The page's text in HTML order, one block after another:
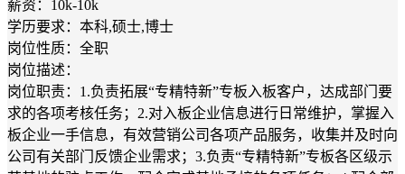
薪资：10k-10k
学历要求：本科,硕士,博士
岗位性质：全职
岗位描述：
岗位职责：1.负责拓展“专精特新”专板入板客户，达成部门要
求的各项考核任务；2.对入板企业信息进行日常维护，掌握入
板企业一手信息，有效营销公司各项产品服务，收集并及时向
公司有关部门反馈企业需求；3.负责“专精特新”专板各区级示